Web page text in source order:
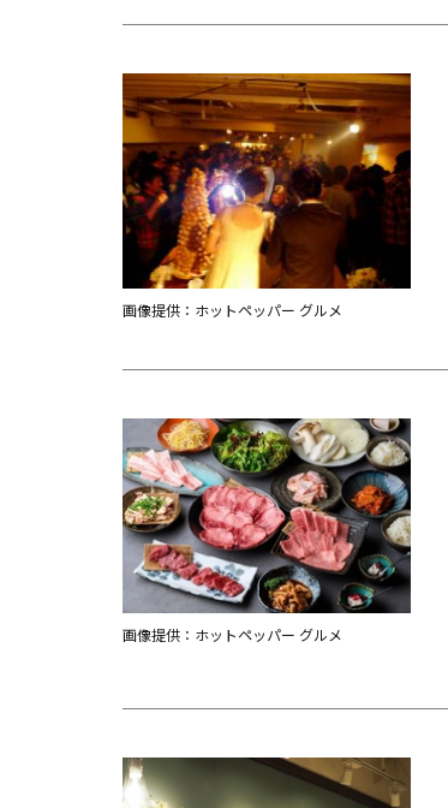
画像提供：ホットペッパー グルメ
画像提供：ホットペッパー グルメ